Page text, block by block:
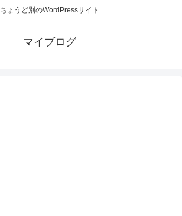
ちょうど別のWordPressサイト
マイブログ